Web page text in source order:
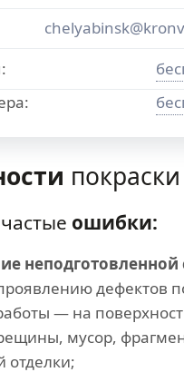
ошибки:
неподготовленной
дефектов
— на
мусор,
отделки;